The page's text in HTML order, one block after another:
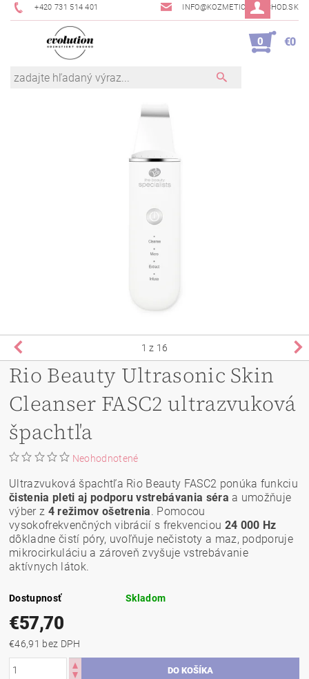
+420 731 514 401 INFO@KOZMETICKYOBCHOD.SK
0 €0
1 z 16
Rio Beauty Ultrasonic Skin
Cleanser FASC2 ultrazvuková
špachtľa
Neohodnotené
Ultrazvuková špachtľa Rio Beauty FASC2 ponúka funkciu
čistenia pleti aj podporu vstrebávania séra a umožňuje
výber z 4 režimov ošetrenia. Pomocou
vysokofrekvenčných vibrácií s frekvenciou 24 000 Hz
dôkladne čistí póry, uvoľňuje nečistoty a maz, podporuje
mikrocirkuláciu a zároveň zvyšuje vstrebávanie
aktívnych látok.
Dostupnosť Skladom
€57,70
€46,91 bez DPH